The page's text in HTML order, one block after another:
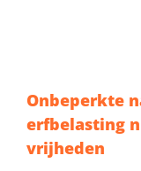
Onbeperkte
erfbelasting
vrijheden